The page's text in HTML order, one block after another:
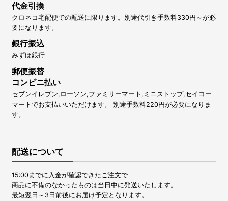
代金引換
クロネコ宅配便での配送に限ります。別途代引き手数料330円～が必
要になります。
銀行振込
みずほ銀行
郵便振替
コンビニ払い
セブンイレブン,ローソン,ファミリーマート,ミニストップ,セイコー
マートでお支払いいただけます。 別途手数料220円が必要になりま
す。
配送について
15:00までに入金が確認できたご注文で
商品に不備のなかったものは当日中に発送いたします。
最短翌日～3日前後にお届け予定となります。